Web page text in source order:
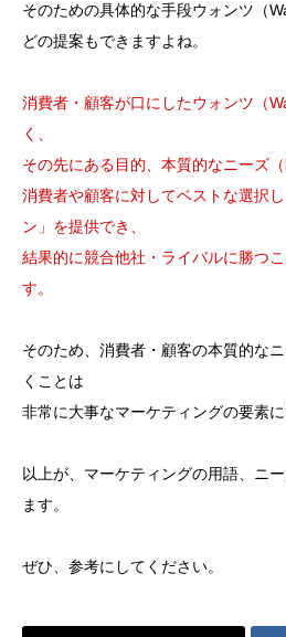
そのための具体的な手段ウォンツ（
どの提案もできますよね。
消費者・顧客が口にしたウォンツ（
く、
その先にある目的、本質的なニーズ
消費者や顧客に対してベストな選択
ン」を提供でき、
結果的に競合他社・ライバルに勝つ
す。
そのため、消費者・顧客の本質的な
くことは
非常に大事なマーケティングの要素に
以上が、マーケティングの用語、ニ
ます。
ぜひ、参考にしてください。